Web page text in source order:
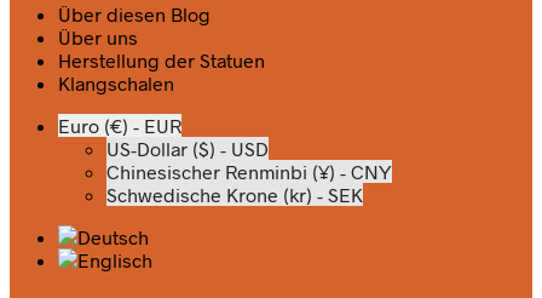
Über diesen Blog
Über uns
Herstellung der Statuen
Klangschalen
Euro (€) - EUR
US-Dollar ($) - USD
Chinesischer Renminbi (¥) - CNY
Schwedische Krone (kr) - SEK